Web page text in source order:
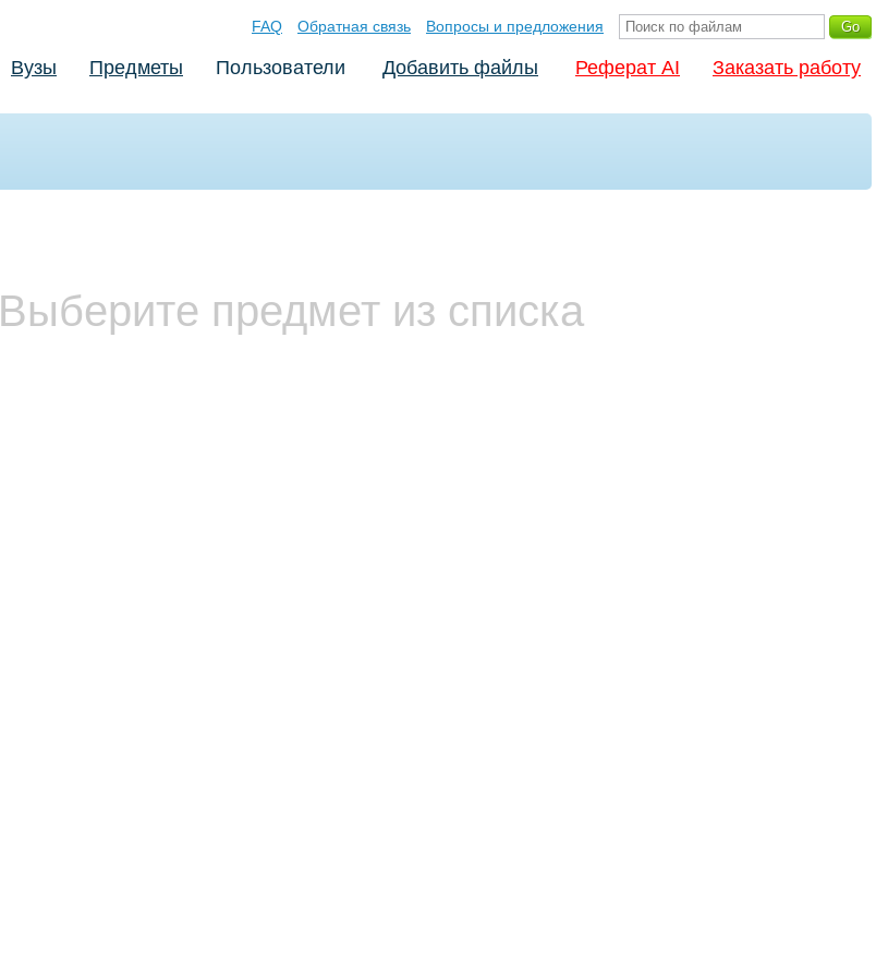
FAQ Обратная связь Вопросы и предложения
Вузы Предметы Пользователи Добавить файлы Реферат AI Заказать работу
Выберите предмет из списка